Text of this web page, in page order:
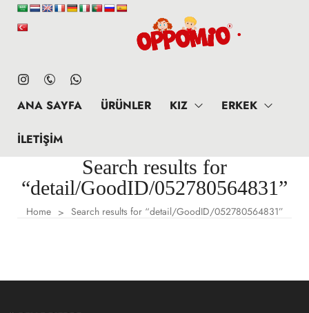
ANA SAYFA ÜRÜNLER KIZ ERKEK
İLETIŞIM
Search results for
“detail/GoodID/052780564831”
Home > Search results for “detail/GoodID/052780564831”